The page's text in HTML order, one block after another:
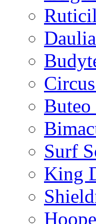
Buteo
Surf
King